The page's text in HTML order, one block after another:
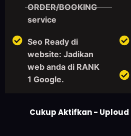
ORDER/BOOKING
service
Seo Ready di
website: Jadikan
web anda di RANK
1 Google.
Cukup Aktifkan - Uploud